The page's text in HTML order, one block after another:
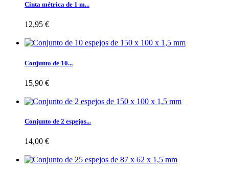
Cinta métrica de 1 m...
12,95 €
Conjunto de 10...
15,90 €
Conjunto de 2 espejos...
14,00 €